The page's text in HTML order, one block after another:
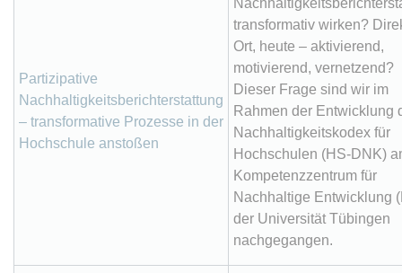
Partizipative
Nachhaltigkeitsberichterstattung
– transformative Prozesse in der
Hochschule anstoßen
transformativ wirken?
Ort, heute – aktivierend,
motivierend, vernetzend?
Dieser Frage sind wir im
Rahmen der Entwicklung
Nachhaltigkeitskodex für
Hochschulen (HS-DNK)
Kompetenzzentrum für
Nachhaltige Entwicklung
der Universität Tübingen
nachgegangen.